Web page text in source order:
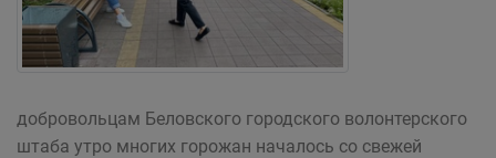
добровольцам Беловского городского волонтерского
штаба утро многих горожан началось со свежей